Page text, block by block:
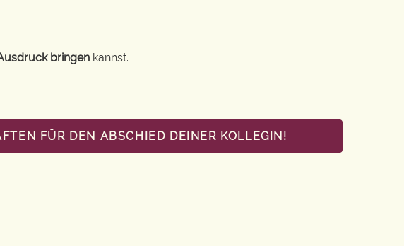
bringen kannst.
FÜR DEN ABSCHIED DEINER KOLLEGIN!